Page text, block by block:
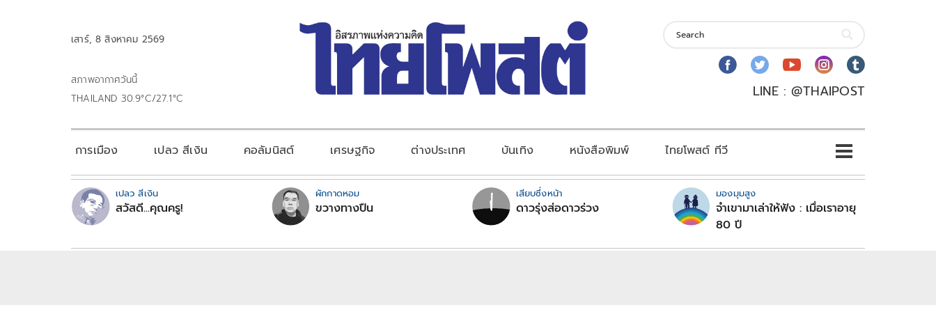
เสาร์, 8 สิงหาคม 2569
สภาพอากาศวันนี้
THAILAND 30.9°C/27.1°C
LINE : @THAIPOST
การเมือง เปลว สีเงิน คอลัมนิสต์ เศรษฐกิจ ต่างประเทศ บันเทิง หนังสือพิมพ์ ไทยโพสต์ ทีวี
เปลว สีเงิน
สวัสดี...คุณครู!
ผักกาดหอม
ขวางทางปืน
เสียบซึ่งหน้า
ดาวรุ่งส่อดาวร่วง
มองมุมสูง
จำเขามาเล่าให้ฟัง : เมื่อเราอายุ
80 ปี